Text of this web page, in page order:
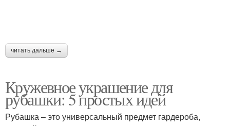
читать дальше →
Кружевное украшение для
рубашки: 5 простых идей
Рубашка – это универсальный предмет гардероба,